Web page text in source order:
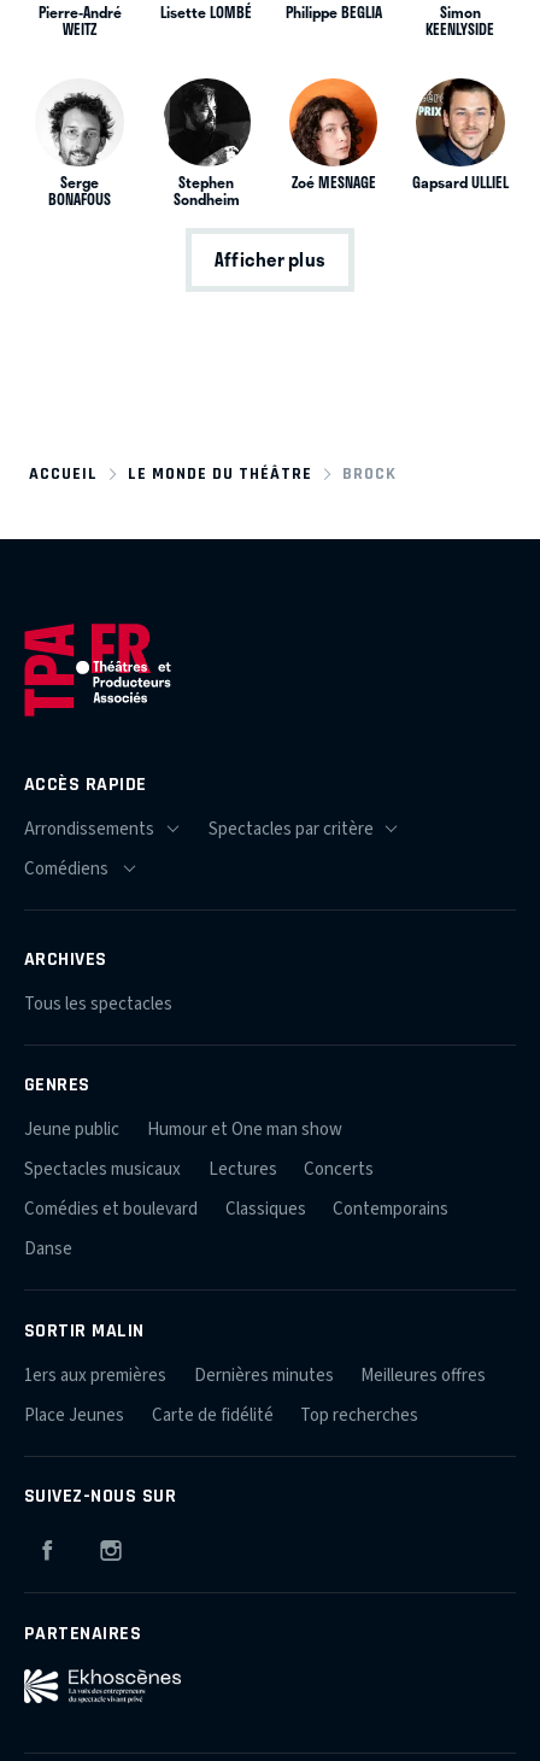
Pierre-André
WEITZ
Lisette LOMBÉ Philippe BEGLIA Simon
KEENLYSIDE
Serge
BONAFOUS
Stephen
Sondheim
Zoé MESNAGE Gapsard ULLIEL
Afficher plus
ACCUEIL LE MONDE DU THÉÂTRE BROCK
ACCÈS RAPIDE
ARCHIVES
Tous les spectacles
GENRES
Jeune public
Humour et One man show
Spectacles musicaux
Lectures
Concerts
Comédies et boulevard
Classiques
Contemporains
Danse
SORTIR MALIN
1ers aux premières Dernières minutes
Meilleures offres
Place Jeunes
Carte de fidélité Top recherches
SUIVEZ-NOUS SUR
Facebook
PARTENAIRES